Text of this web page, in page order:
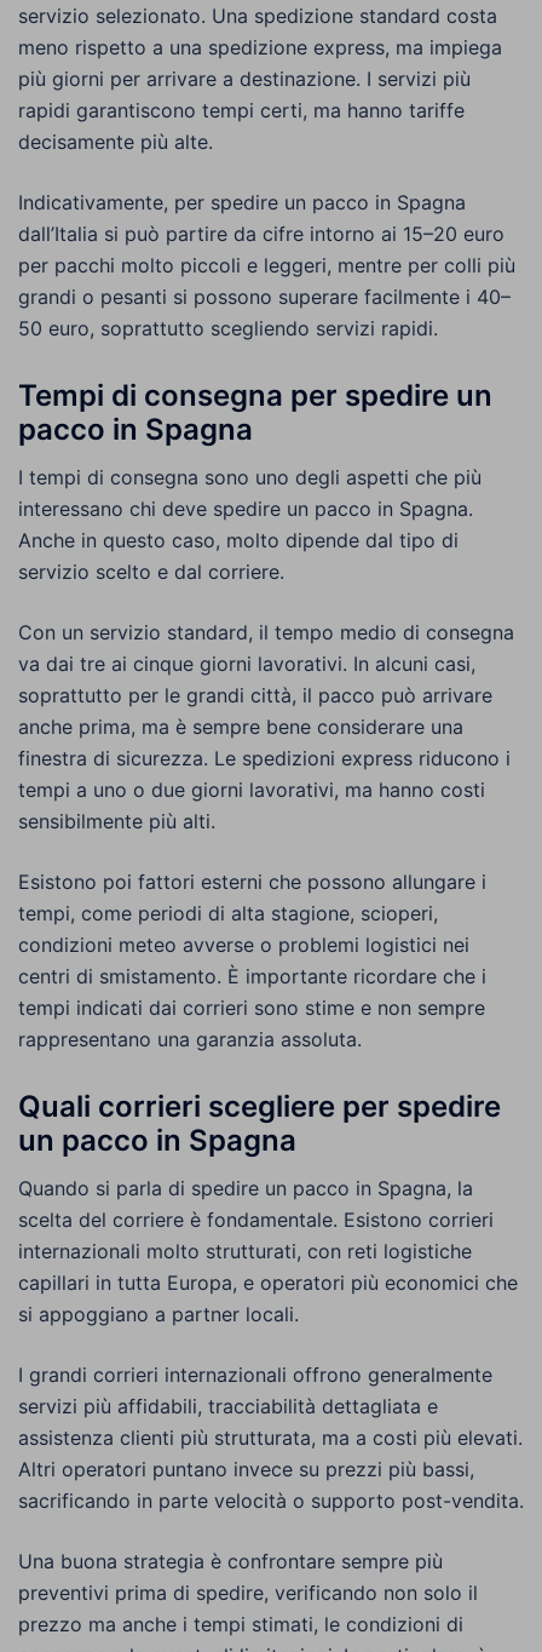
servizio selezionato. Una spedizione standard costa
meno rispetto a una spedizione express, ma impiega
più giorni per arrivare a destinazione. I servizi più
rapidi garantiscono tempi certi, ma hanno tariffe
decisamente più alte.
Indicativamente, per spedire un pacco in Spagna
dall’Italia si può partire da cifre intorno ai 15–20 euro
per pacchi molto piccoli e leggeri, mentre per colli più
grandi o pesanti si possono superare facilmente i 40–
50 euro, soprattutto scegliendo servizi rapidi.
Tempi di consegna per spedire un
pacco in Spagna
I tempi di consegna sono uno degli aspetti che più
interessano chi deve spedire un pacco in Spagna.
Anche in questo caso, molto dipende dal tipo di
servizio scelto e dal corriere.
Con un servizio standard, il tempo medio di consegna
va dai tre ai cinque giorni lavorativi. In alcuni casi,
soprattutto per le grandi città, il pacco può arrivare
anche prima, ma è sempre bene considerare una
finestra di sicurezza. Le spedizioni express riducono i
tempi a uno o due giorni lavorativi, ma hanno costi
sensibilmente più alti.
Esistono poi fattori esterni che possono allungare i
tempi, come periodi di alta stagione, scioperi,
condizioni meteo avverse o problemi logistici nei
centri di smistamento. È importante ricordare che i
tempi indicati dai corrieri sono stime e non sempre
rappresentano una garanzia assoluta.
Quali corrieri scegliere per spedire
un pacco in Spagna
Quando si parla di spedire un pacco in Spagna, la
scelta del corriere è fondamentale. Esistono corrieri
internazionali molto strutturati, con reti logistiche
capillari in tutta Europa, e operatori più economici che
si appoggiano a partner locali.
I grandi corrieri internazionali offrono generalmente
servizi più affidabili, tracciabilità dettagliata e
assistenza clienti più strutturata, ma a costi più elevati.
Altri operatori puntano invece su prezzi più bassi,
sacrificando in parte velocità o supporto post-vendita.
Una buona strategia è confrontare sempre più
preventivi prima di spedire, verificando non solo il
prezzo ma anche i tempi stimati, le condizioni di